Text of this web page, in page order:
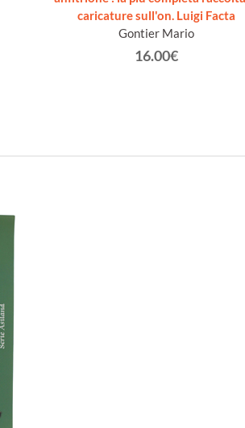
caricature sull'on. Luigi Facta
Gontier Mario
16.00€